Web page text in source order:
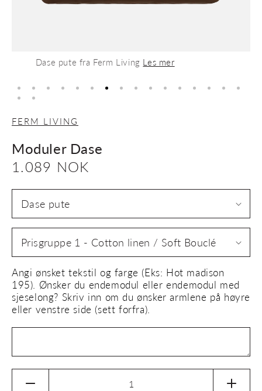
Dase pute fra Ferm Living Les mer
FERM LIVING
Moduler Dase
Vanlig
pris
1.089 NOK
Angi ønsket tekstil og farge (Eks: Hot madison
195). Ønsker du endemodul eller endemodul med
sjeselong? Skriv inn om du ønsker armlene på høyre
eller venstre side (sett forfra).
Øk